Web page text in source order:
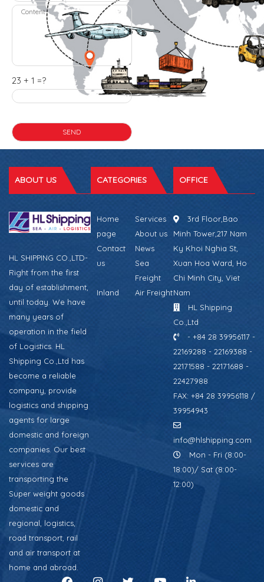
23 + 1 =?
ABOUT US
HL SHIPPING CO.,LTD-
Right from the first
day of establishment,
until today. We have
many years of
operation in the field
of Logistics. HL
Shipping Co.,Ltd has
become a reliable
company, provide
logistics and shipping
agents for large
domestic and foreign
companies. Our best
services are
transporting the
Super weight goods
domestic and
regional, logistics,
road transport, rail
and air transport at
home and abroad.
CATEGORIES
Home
page
Services
About us
Contact
us
News
Sea
Freight
Inland
Air Freight
OFFICE
3rd Floor,Bao
Minh Tower,217 Nam
Ky Khoi Nghia St,
Xuan Hoa Ward, Ho
Chi Minh City, Viet
Nam
HL Shipping
Co.,Ltd
- +84 28 39956117 -
22169288 - 22169388 -
22171588 - 22171688 -
22427988
FAX: +84 28 39956118 /
39954943
info@hlshipping.com
Mon - Fri (8:00-
18:00)/ Sat (8:00-
12:00)